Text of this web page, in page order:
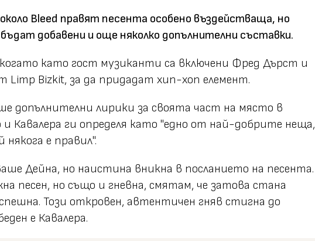
Bleed правят песента особено въздействаща, но
добавени и още няколко допълнителни съставки.
като гост музиканти са включени Фред Дърст и
Limp Bizkit, за да придадат хип-хоп елемент.
допълнителни лирики за своята част на място в
Кавалера ги определя като "едно от най-добрите неща,
е правил".
Дейна, но наистина вникна в посланието на песента.
песен, но също и гневна, смятам, че затова стана
Този откровен, автентичен гняв стигна до
е Кавалера.